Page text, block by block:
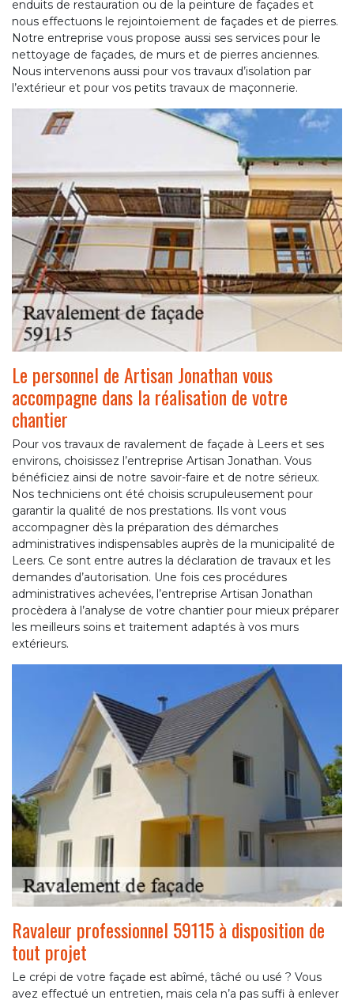
enduits de restauration ou de la peinture de façades et
nous effectuons le rejointoiement de façades et de pierres.
Notre entreprise vous propose aussi ses services pour le
nettoyage de façades, de murs et de pierres anciennes.
Nous intervenons aussi pour vos travaux d’isolation par
l’extérieur et pour vos petits travaux de maçonnerie.
Le personnel de Artisan Jonathan vous
accompagne dans la réalisation de votre
chantier
Pour vos travaux de ravalement de façade à Leers et ses
environs, choisissez l’entreprise Artisan Jonathan. Vous
bénéficiez ainsi de notre savoir-faire et de notre sérieux.
Nos techniciens ont été choisis scrupuleusement pour
garantir la qualité de nos prestations. Ils vont vous
accompagner dès la préparation des démarches
administratives indispensables auprès de la municipalité de
Leers. Ce sont entre autres la déclaration de travaux et les
demandes d’autorisation. Une fois ces procédures
administratives achevées, l’entreprise Artisan Jonathan
procèdera à l’analyse de votre chantier pour mieux préparer
les meilleurs soins et traitement adaptés à vos murs
extérieurs.
Ravaleur professionnel 59115 à disposition de
tout projet
Le crépi de votre façade est abîmé, tâché ou usé ? Vous
avez effectué un entretien, mais cela n’a pas suffi à enlever